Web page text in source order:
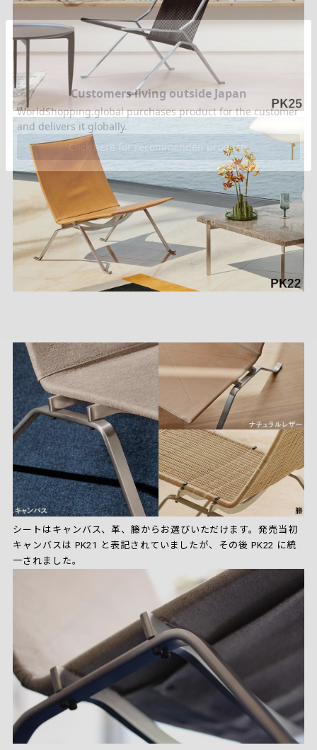
シートはキャンバス、革、籐からお選びいただけます。発売当初
キャンバスは PK21 と表記されていましたが、その後 PK22 に統
一されました。